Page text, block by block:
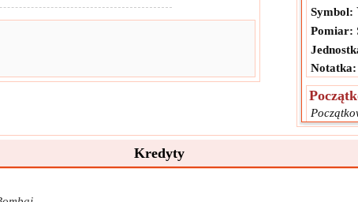
Symbol:
Pomiar:
Notatka:
enzymu
Pomiar:
Kredyty